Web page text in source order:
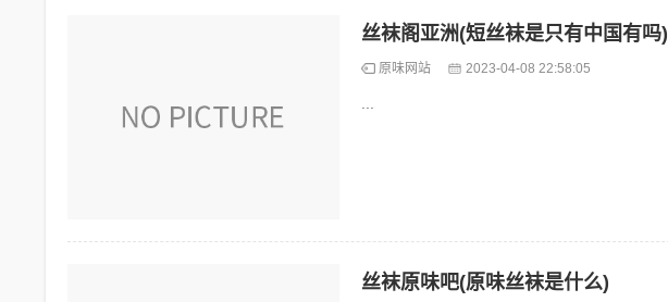
丝袜阁亚洲(短丝袜是只有中国有吗)
原味网站 2023-04-08 22:58:05
丝袜原味吧(原味丝袜是什么)